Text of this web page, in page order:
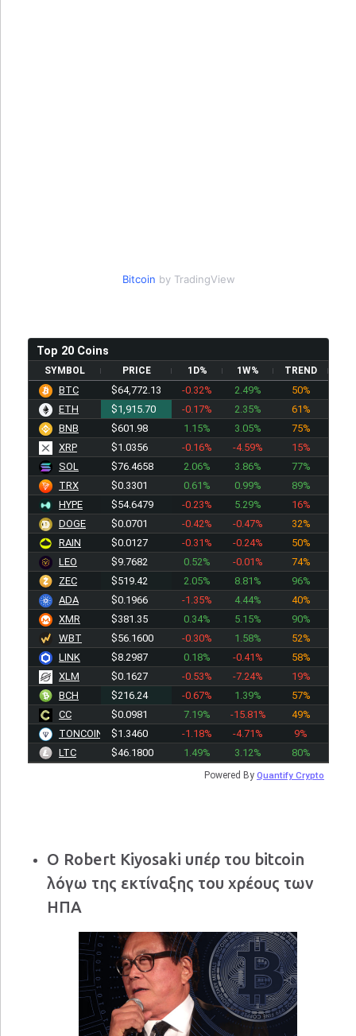
Bitcoin by TradingView
Top 20 Coins
SYMBOL PRICE 1D% 1W% TREND
BTC $64,772.13 -0.32% 2.49%
50%
ETH
$1,915.70 -0.17% 2.35%
62%
BNB
$601.98 1.15% 3.05%
75%
XRP
$1.0356 -0.16% -4.59%
16%
SOL
$76.4658 2.06% 3.86%
77%
TRX
$0.3301 0.61% 0.99%
89%
HYPE
$54.6479 -0.23% 5.29%
16%
DOGE
$0.0701 -0.42% -0.47%
29%
RAIN
$0.0127 -0.31% -0.24%
50%
LEO
$9.7682 0.52% -0.01%
74%
ZEC
$519.42 2.05% 8.81%
96%
ADA
$0.1966 -1.35% 4.44%
40%
XMR
$381.35 0.34% 5.15%
89%
WBT
$56.1600 -0.30% 1.58%
52%
LINK
$8.2987 0.18% -0.41%
58%
XLM
$0.1627 -0.53% -7.24%
19%
BCH
$216.24 -0.67% 1.39%
57%
CC
$0.0981 7.19% -15.81%
49%
TONCOIN
$1.3460 -1.18% -4.71%
9%
LTC
$46.1800 1.49% 3.12% 80%
Powered By Quantify Crypto
Ο Robert Kiyosaki υπέρ του bitcoin
λόγω της εκτίναξης του χρέους των
ΗΠΑ